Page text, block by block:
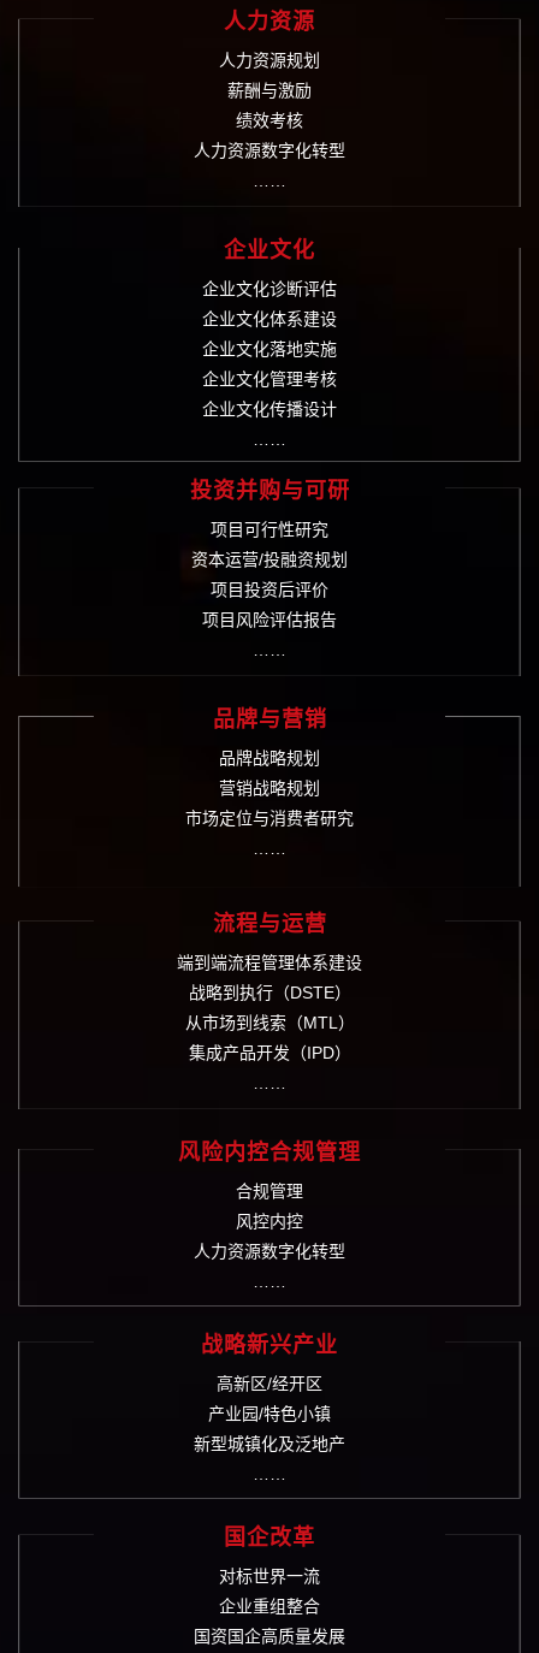
人力资源
人力资源规划
薪酬与激励
绩效考核
人力资源数字化转型
……
企业文化
企业文化诊断评估
企业文化体系建设
企业文化落地实施
企业文化管理考核
企业文化传播设计
……
投资并购与可研
项目可行性研究
资本运营/投融资规划
项目投资后评价
项目风险评估报告
……
品牌与营销
品牌战略规划
营销战略规划
市场定位与消费者研究
……
流程与运营
端到端流程管理体系建设
战略到执行（DSTE）
从市场到线索（MTL）
集成产品开发（IPD）
……
风险内控合规管理
合规管理
风控内控
人力资源数字化转型
……
战略新兴产业
高新区/经开区
产业园/特色小镇
新型城镇化及泛地产
……
国企改革
对标世界一流
企业重组整合
国资国企高质量发展